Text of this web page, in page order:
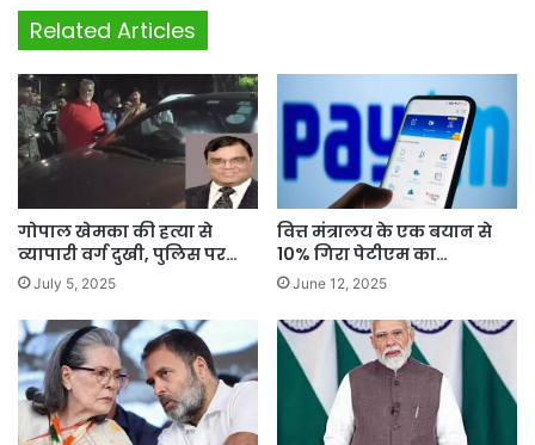
Related Articles
गोपाल खेमका की हत्या से
व्यापारी वर्ग दुखी, पुलिस पर…
July 5, 2025
वित्त मंत्रालय के एक बयान से
10% गिरा पेटीएम का…
June 12, 2025